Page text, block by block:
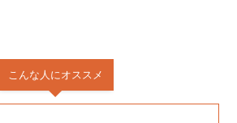
こんな人にオススメ